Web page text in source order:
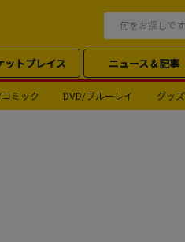
ットプレイス ニュース＆記事
ミック DVD/ブルーレイ グッズ